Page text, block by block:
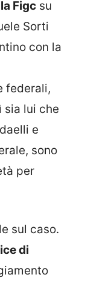
Figc su
Sorti
con la
federali,
sia lui che
e
sono
per
sul caso.
di